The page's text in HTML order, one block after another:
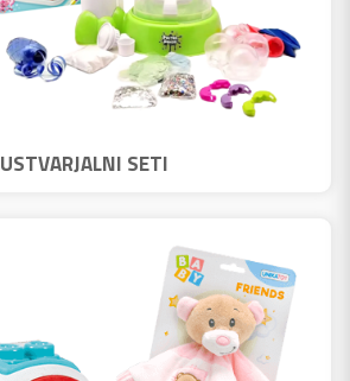
USTVARJALNI SETI